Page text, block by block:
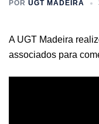
POR UGT MADEIRA
A UGT Madeira
associados para